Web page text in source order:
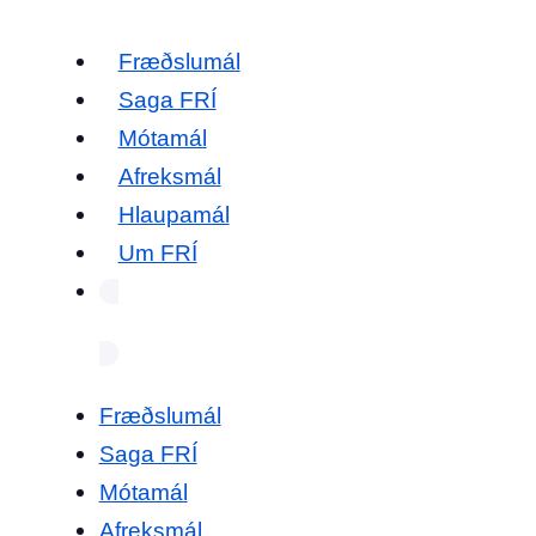
Fræðslumál
Saga FRÍ
Mótamál
Afreksmál
Hlaupamál
Um FRÍ
Fræðslumál
Saga FRÍ
Mótamál
Afreksmál